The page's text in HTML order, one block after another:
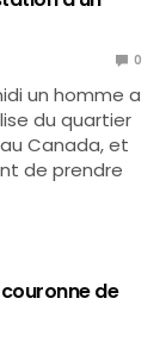
0
un homme a
du quartier
Canada, et
de prendre
de